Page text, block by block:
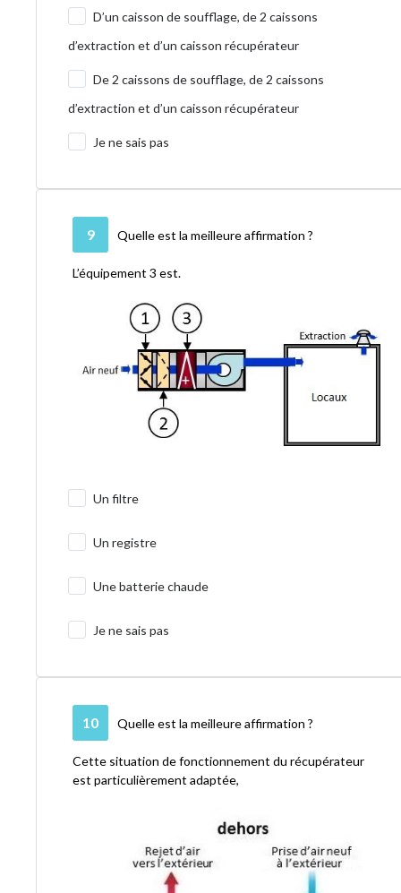
D’un caisson de soufflage, de 2 caissons
d’extraction et d’un caisson récupérateur
De 2 caissons de soufflage, de 2 caissons
d’extraction et d’un caisson récupérateur
Je ne sais pas
9 Quelle est la meilleure affirmation ?
L’équipement 3 est.
Un filtre
Un registre
Une batterie chaude
Je ne sais pas
10 Quelle est la meilleure affirmation ?
Cette situation de fonctionnement du récupérateur
est particulièrement adaptée,